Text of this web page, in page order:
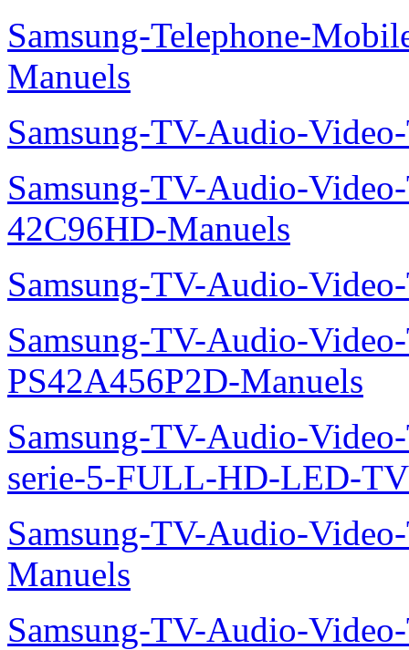
Samsung-Telephone-
Manuels
Samsung-TV-Audio-
Samsung-TV-Audio-
42C96HD-Manuels
Samsung-TV-Audio-
Samsung-TV-Audio-
PS42A456P2D-Manuels
Samsung-TV-Audio-
serie-5-FULL-HD-LED-
Samsung-TV-Audio-
Manuels
Samsung-TV-Audio-